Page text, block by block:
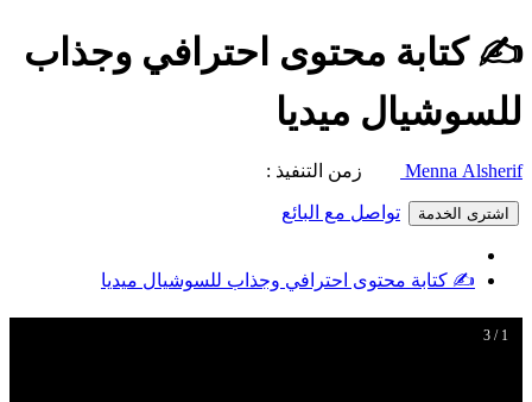
✍️ كتابة محتوى احترافي وجذاب
للسوشيال ميديا
Menna Alsherif زمن التنفيذ :
اشترى الخدمة تواصل مع البائع
✍️ كتابة محتوى احترافي وجذاب للسوشيال ميديا
1 / 3